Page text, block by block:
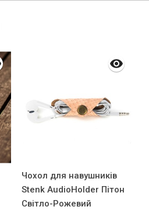
Чохол для навушників
Stenk AudioHolder Пітон
Світло-Рожевий